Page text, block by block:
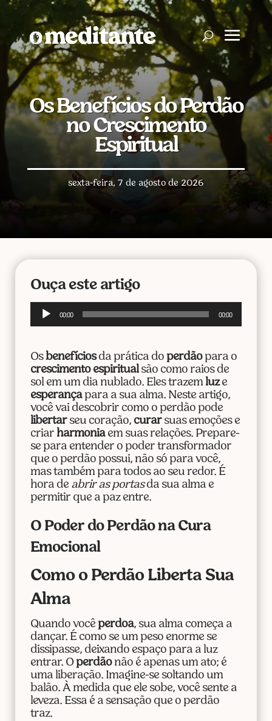
Os Benefícios do Perdão
no Crescimento
Espiritual
sexta-feira, 7 de agosto de 2026
Ouça este artigo
Tocador
00:00 00:00
Osbenefíciosda prática do perdãopara o
crescimento espiritualsão como raios de
sol em um dia nublado. Eles trazem luze
esperançapara a sua alma. Neste artigo,
você vai descobrir como o perdão pode
libertarseu coração, curarsuas emoções e
criar harmoniaem suas relações. Prepare-
se para entender o poder transformador
que o perdão possui, não só para você,
mas também para todos ao seu redor. É
hora de abrir as portasda sua alma e
permitir que a paz entre.
O Poder do Perdão na Cura
Emocional
Como o Perdão Liberta Sua
Alma
Quando você perdoa, sua alma começa a
dançar. É como se um peso enorme se
dissipasse, deixando espaço para a luz
entrar. O perdãonão é apenas um ato; é
uma liberação. Imagine-se soltando um
balão. À medida que ele sobe, você sente a
leveza. Essa é a sensação que o perdão
traz.